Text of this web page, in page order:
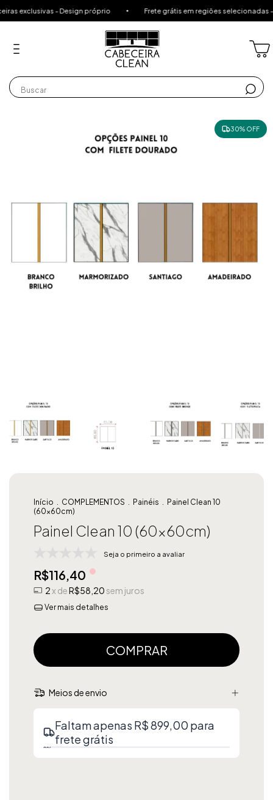
- Design próprio Frete grátis em regiões selecionadas - compras
30% OFF
Início . COMPLEMENTOS . Painéis . Painel Clean 10
(60x60cm)
Painel Clean 10 (60x60cm)
Seja o primeiro a avaliar
R$116,40
2x deR$58,20 sem juros
Ver mais detalhes
Meios de envio
Faltam apenas R$ 899,00 para
frete grátis
0%